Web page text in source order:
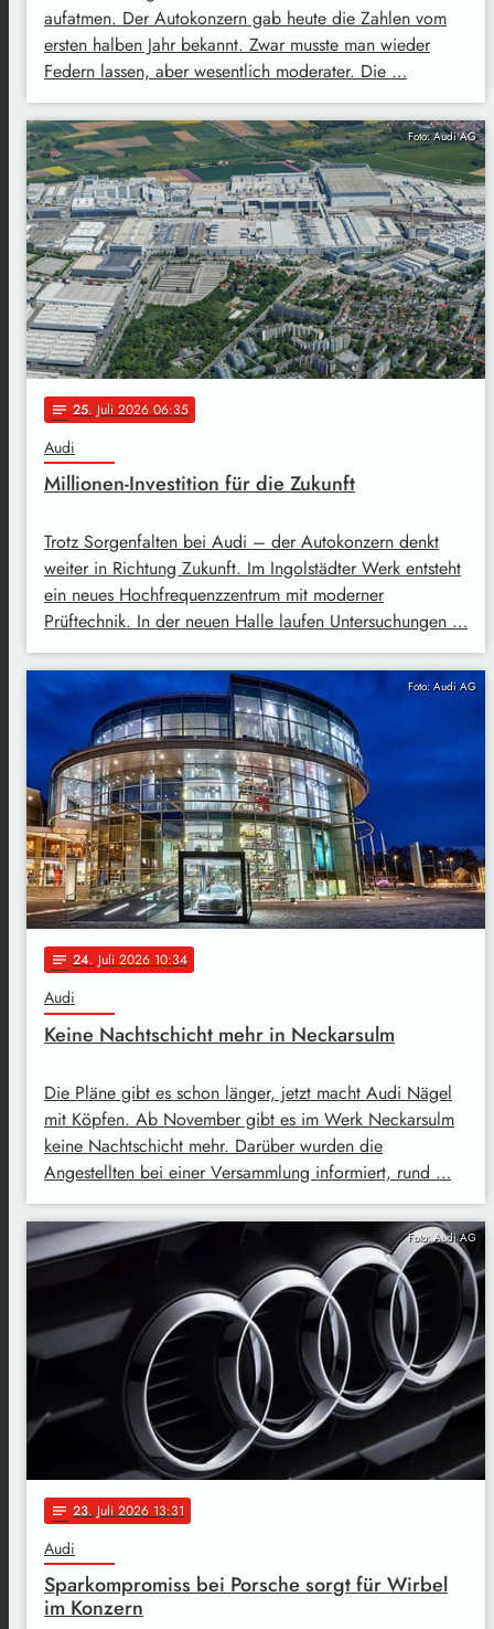
aufatmen. Der Autokonzern gab heute die Zahlen vom
ersten halben Jahr bekannt. Zwar musste man wieder
Federn lassen, aber wesentlich moderater. Die …
Foto: Audi AG
notes 25. Juli 2026 06:35
Audi
Millionen-Investition für die Zukunft
Trotz Sorgenfalten bei Audi – der Autokonzern denkt
weiter in Richtung Zukunft. Im Ingolstädter Werk entsteht
ein neues Hochfrequenzzentrum mit moderner
Prüftechnik. In der neuen Halle laufen Untersuchungen …
Foto: Audi AG
notes 24. Juli 2026 10:34
Audi
Keine Nachtschicht mehr in Neckarsulm
Die Pläne gibt es schon länger, jetzt macht Audi Nägel
mit Köpfen. Ab November gibt es im Werk Neckarsulm
keine Nachtschicht mehr. Darüber wurden die
Angestellten bei einer Versammlung informiert, rund …
Foto: Audi AG
notes 23. Juli 2026 13:31
Audi
Sparkompromiss bei Porsche sorgt für Wirbel
im Konzern